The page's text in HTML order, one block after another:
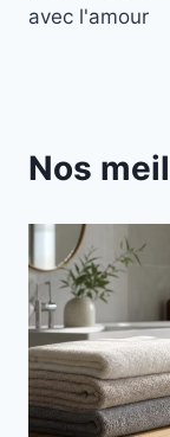
l’article
avec l'amour
Nos